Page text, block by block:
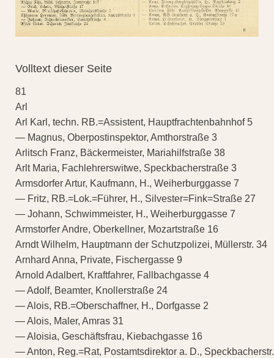
Volltext dieser Seite
81
Arl
Arl Karl, techn. RB.=Assistent, Hauptfrachtenbahnhof 5
— Magnus, Oberpostinspektor, Amthorstraße 3
Arlitsch Franz, Bäckermeister, Mariahilfstraße 38
Arlt Maria, Fachlehrerswitwe, Speckbacherstraße 3
Armsdorfer Artur, Kaufmann, H., Weiherburggasse 7
— Fritz, RB.=Lok.=Führer, H., Silvester=Fink=Straße 27
— Johann, Schwimmeister, H., Weiherburggasse 7
Armstorfer Andre, Oberkellner, Mozartstraße 16
Arndt Wilhelm, Hauptmann der Schutzpolizei, Müllerstr. 34
Arnhard Anna, Private, Fischergasse 9
Arnold Adalbert, Kraftfahrer, Fallbachgasse 4
— Adolf, Beamter, Knollerstraße 24
— Alois, RB.=Oberschaffner, H., Dorfgasse 2
— Alois, Maler, Amras 31
— Aloisia, Geschäftsfrau, Kiebachgasse 16
— Anton, Reg.=Rat, Postamtsdirektor a. D., Speckbacherstr.